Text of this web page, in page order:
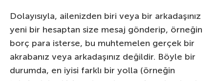
Dolayısıyla, ailenizden biri veya bir arkadaşınız
yeni bir hesaptan size mesaj gönderip, örneğin
borç para isterse, bu muhtemelen gerçek bir
akrabanız veya arkadaşınız değildir. Böyle bir
durumda, en iyisi farklı bir yolla (örneğin